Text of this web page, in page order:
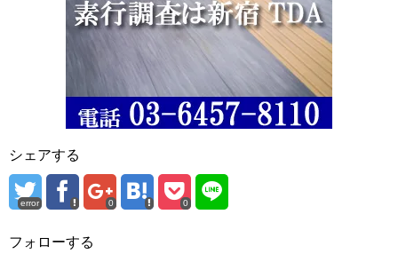
シェアする
error 0 0
フォローする